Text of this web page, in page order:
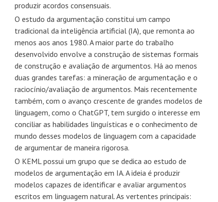
produzir acordos consensuais.
O estudo da argumentação constitui um campo
tradicional da inteligência artificial (IA), que remonta ao
menos aos anos 1980. A maior parte do trabalho
desenvolvido envolve a construção de sistemas formais
de construção e avaliação de argumentos. Há ao menos
duas grandes tarefas: a mineração de argumentação e o
raciocínio/avaliação de argumentos. Mais recentemente
também, com o avanço crescente de grandes modelos de
linguagem, como o ChatGPT, tem surgido o interesse em
conciliar as habilidades linguísticas e o conhecimento de
mundo desses modelos de linguagem com a capacidade
de argumentar de maneira rigorosa.
O KEML possui um grupo que se dedica ao estudo de
modelos de argumentação em IA. A ideia é produzir
modelos capazes de identificar e avaliar argumentos
escritos em linguagem natural. As vertentes principais: